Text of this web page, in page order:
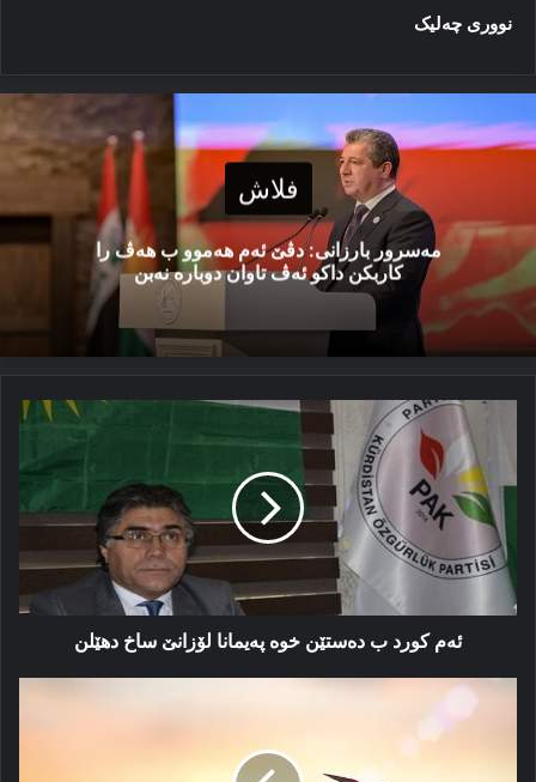
نووری چه‌لیک
فلاش
مەسرور بارزانی: دڤێ ئەم هەموو ب هەڤ را
کاربکن داکو ئەڤ تاوان دوبارە نەبن
ئەم
کورد
دەستێن
خوە
پەیمانا
لۆزانێ
ساخ
دهێلن
ئەم کورد ب دەستێن خوە پەیمانا لۆزانێ ساخ دهێلن
نووکرن